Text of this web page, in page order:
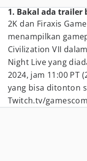
1. Bakal ada trailer
2K dan Firaxis
menampilkan
Civilization VII
Night Live yang
2024, jam 11:00 PT
yang bisa ditonton
Twitch.tv/